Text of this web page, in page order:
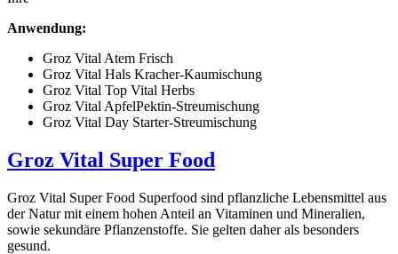
Anwendung:
Groz Vital Atem Frisch
Groz Vital Hals Kracher-Kaumischung
Groz Vital Top Vital Herbs
Groz Vital ApfelPektin-Streumischung
Groz Vital Day Starter-Streumischung
Groz Vital Super Food
Groz Vital Super Food Superfood sind pflanzliche Lebensmittel aus
der Natur mit einem hohen Anteil an Vitaminen und Mineralien,
sowie sekundäre Pflanzenstoffe. Sie gelten daher als besonders
gesund.